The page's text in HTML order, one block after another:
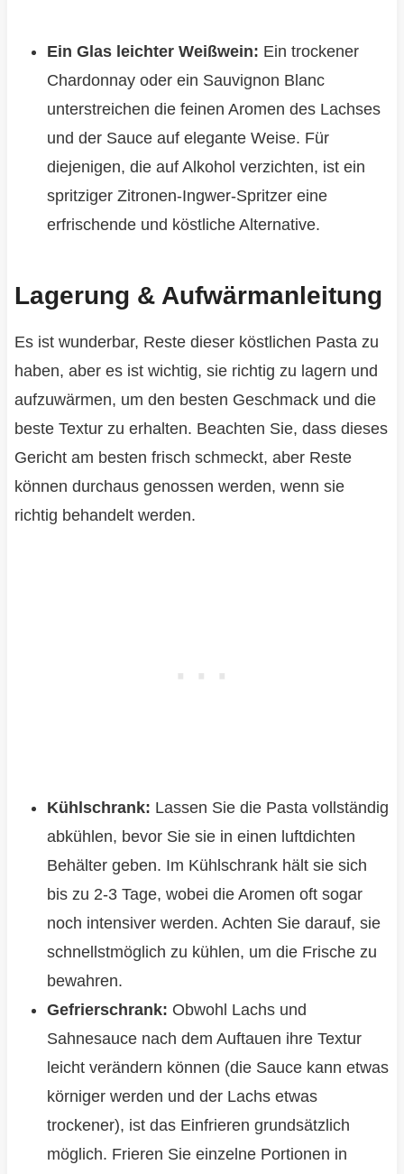
Ein Glas leichter Weißwein: Ein trockener
Chardonnay oder ein Sauvignon Blanc
unterstreichen die feinen Aromen des Lachses
und der Sauce auf elegante Weise. Für
diejenigen, die auf Alkohol verzichten, ist ein
spritziger Zitronen-Ingwer-Spritzer eine
erfrischende und köstliche Alternative.
Lagerung & Aufwärmanleitung
Es ist wunderbar, Reste dieser köstlichen Pasta zu
haben, aber es ist wichtig, sie richtig zu lagern und
aufzuwärmen, um den besten Geschmack und die
beste Textur zu erhalten. Beachten Sie, dass dieses
Gericht am besten frisch schmeckt, aber Reste
können durchaus genossen werden, wenn sie
richtig behandelt werden.
Kühlschrank: Lassen Sie die Pasta vollständig
abkühlen, bevor Sie sie in einen luftdichten
Behälter geben. Im Kühlschrank hält sie sich
bis zu 2-3 Tage, wobei die Aromen oft sogar
noch intensiver werden. Achten Sie darauf, sie
schnellstmöglich zu kühlen, um die Frische zu
bewahren.
Gefrierschrank: Obwohl Lachs und
Sahnesauce nach dem Auftauen ihre Textur
leicht verändern können (die Sauce kann etwas
körniger werden und der Lachs etwas
trockener), ist das Einfrieren grundsätzlich
möglich. Frieren Sie einzelne Portionen in